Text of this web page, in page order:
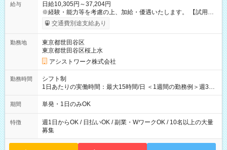
給与
日給10,305円～37,204円
※経験・能力等を考慮の上、加給・優遇いたします。 【試用期
間】試用期間なし
交通費別途支給あり
勤務地
東京都世田谷区
東京都世田谷区桜上水
アシストワーク株式会社
勤務時間
シフト制
1日あたりの実働時間：最大15時間/日 ＜1週間の勤務例＞週3回
勤務 勤務：月・水・金 休み：火・木・土・日 好きな時にお仕事
可能です！ ※1日あたりの最大実働時間は日勤、夜勤共に勤務し
期間 単発・1日のみOK
特徴
週1日からOK / 日払いOK / 副業・WワークOK / 10名以上の大量
募集